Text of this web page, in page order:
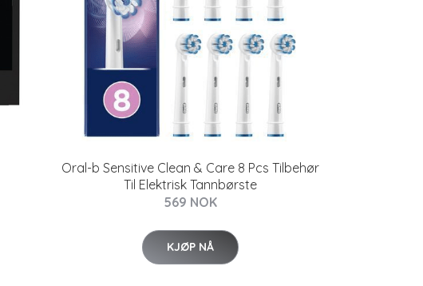
Oral-b Sensitive Clean & Care 8 Pcs Tilbehør
Til Elektrisk Tannbørste
569 NOK
KJØP NÅ